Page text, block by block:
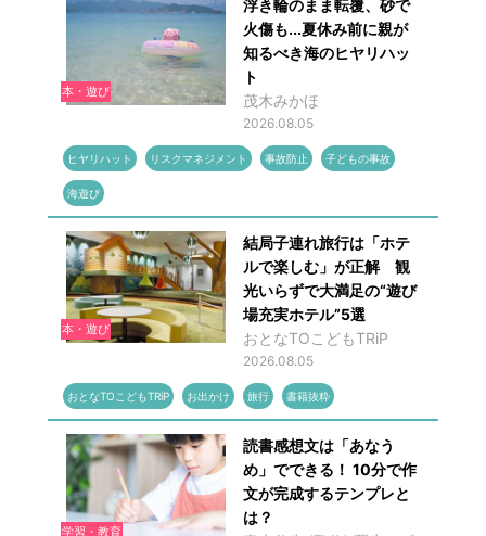
本・遊び
浮き輪のまま転覆、砂で
火傷も...夏休み前に親が
知るべき海のヒヤリハッ
ト
茂木みかほ
2026.08.05
ヒヤリハット リスクマネジメント 事故防止 子どもの事故
海遊び
本・遊び
結局子連れ旅行は「ホテ
ルで楽しむ」が正解 観
光いらずで大満足の“遊び
場充実ホテル”5選
おとなTOこどもTRiP
2026.08.05
おとなTOこどもTRiP お出かけ 旅行 書籍抜粋
学習・教育
読書感想文は「あなう
め」でできる！ 10分で作
文が完成するテンプレと
は？